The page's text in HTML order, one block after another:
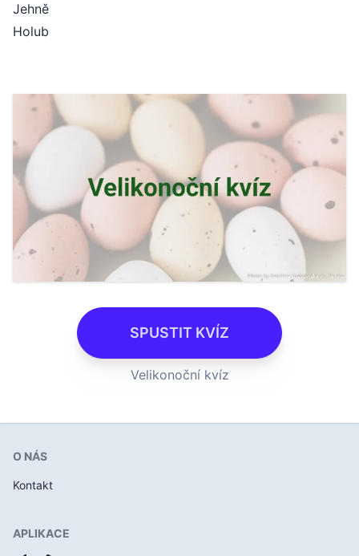
Jehně
Holub
SPUSTIT KVÍZ
Velikonoční kvíz
O NÁS
Kontakt
APLIKACE